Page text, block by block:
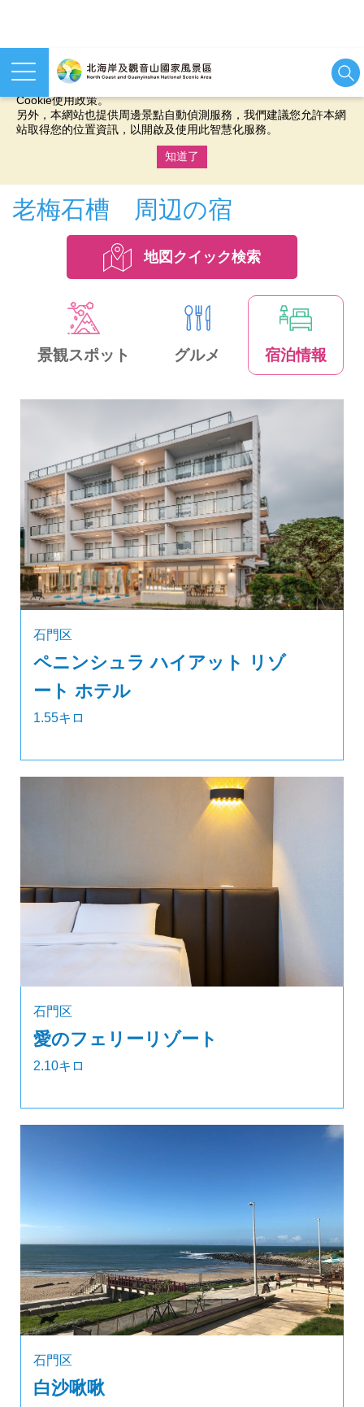
本網站使用cookies等相關技術以持續優化網站服務，並有助於為
您提供更佳的體驗，當您繼續使用本網站即表示您同意我們的
Cookie使用政策。
另外，本網站也提供周邊景點自動偵測服務，我們建議您允許本網
站取得您的位置資訊，以開啟及使用此智慧化服務。
知道了
老梅石槽 周辺の宿
地図クイック検索
景観スポット グルメ 宿泊情報
石門区
ペニンシュラ ハイアット リゾ
ート ホテル
1.55キロ
石門区
愛のフェリーリゾート
2.10キロ
石門区
白沙啾啾